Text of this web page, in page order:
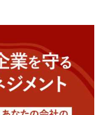
題で話題に
。頭おかしいんじ
ちゃんと授業聞い
)」